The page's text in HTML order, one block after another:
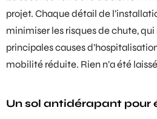
projet. Chaque détail de
minimiser les risques de chute, qui
principales causes
mobilité réduite. Rien n’a été
Un sol antidérapant pour